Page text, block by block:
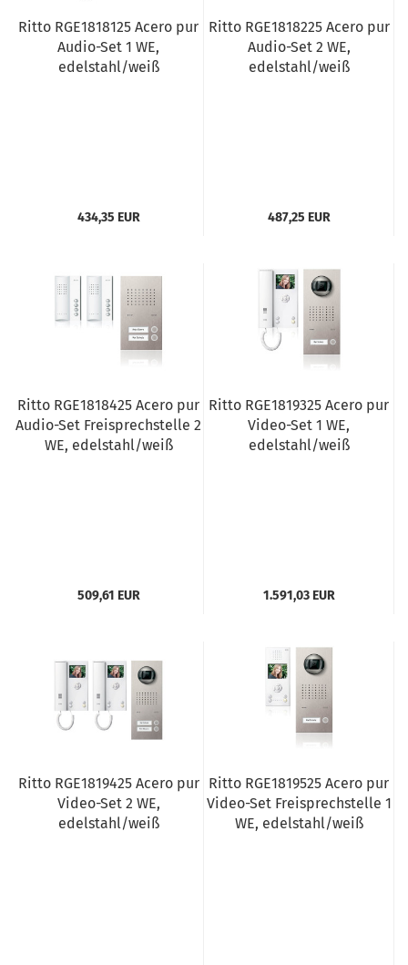
Ritto RGE1818125 Acero pur
Audio-Set 1 WE,
edelstahl/weiß
434,35 EUR
Ritto RGE1818225 Acero pur
Audio-Set 2 WE,
edelstahl/weiß
487,25 EUR
Ritto RGE1818425 Acero pur
Audio-Set Freisprechstelle 2
WE, edelstahl/weiß
509,61 EUR
Ritto RGE1819325 Acero pur
Video-Set 1 WE,
edelstahl/weiß
1.591,03 EUR
Ritto RGE1819425 Acero pur
Video-Set 2 WE,
edelstahl/weiß
Ritto RGE1819525 Acero pur
Video-Set Freisprechstelle 1
WE, edelstahl/weiß